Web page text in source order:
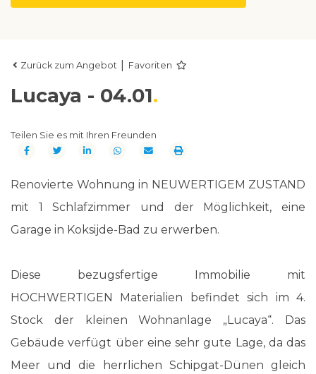
Zurück zum Angebot Favoriten
Lucaya - 04.01
Teilen Sie es mit Ihren Freunden
Renovierte Wohnung in NEUWERTIGEM ZUSTAND
mit 1 Schlafzimmer und der Möglichkeit, eine
Garage in Koksijde-Bad zu erwerben.
Diese bezugsfertige Immobilie mit
HOCHWERTIGEN Materialien befindet sich im 4.
Stock der kleinen Wohnanlage „Lucaya“. Das
Gebäude verfügt über eine sehr gute Lage, da das
Meer und die herrlichen Schipgat-Dünen gleich